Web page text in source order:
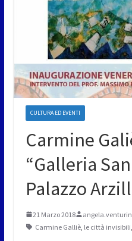
CULTURA ED EVENTI
Carmine
“Galleria
Palazzo
21 Marzo 2018
Carmine Galliè, le città invisibili